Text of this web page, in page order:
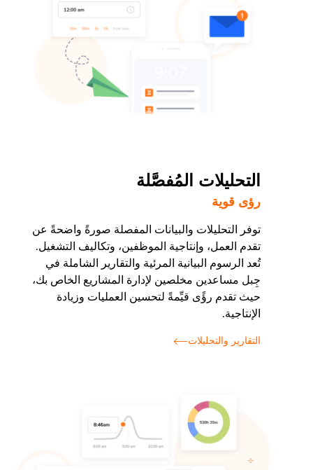
التحليلات المُفصَّلة
رؤى قوية
توفر التحليلات والبيانات المفصلة صورةً واضحةً عن
تقدم العمل، وإنتاجية الموظفين، وتكاليف التشغيل.
تُعد الرسوم البيانية المرئية والتقارير الشاملة في
جِبل مساعدين مخلصين لإدارة المشاريع الخاص بك،
حيث تقدم رؤًى قيِّمةً لتحسين العمليات وزيادة
الإنتاجية.
التقارير والتحليلات